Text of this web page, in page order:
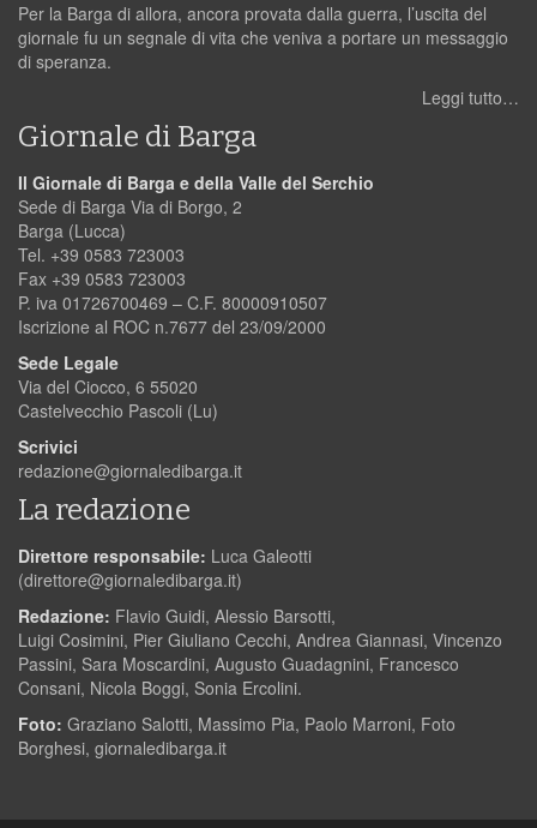
Per la Barga di allora, ancora provata dalla guerra, l’uscita del
giornale fu un segnale di vita che veniva a portare un messaggio
di speranza.
Leggi tutto…
Giornale di Barga
Il Giornale di Barga e della Valle del Serchio
Sede di Barga Via di Borgo, 2
Barga (Lucca)
Tel. +39 0583 723003
Fax +39 0583 723003
P. iva 01726700469 – C.F. 80000910507
Iscrizione al ROC n.7677 del 23/09/2000
Sede Legale
Via del Ciocco, 6 55020
Castelvecchio Pascoli (Lu)
Scrivici
redazione@giornaledibarga.it
La redazione
Direttore responsabile: Luca Galeotti
(direttore@giornaledibarga.it)
Redazione: Flavio Guidi, Alessio Barsotti,
Luigi Cosimini, Pier Giuliano Cecchi, Andrea Giannasi, Vincenzo
Passini, Sara Moscardini, Augusto Guadagnini, Francesco
Consani, Nicola Boggi, Sonia Ercolini.
Foto: Graziano Salotti, Massimo Pia, Paolo Marroni, Foto
Borghesi, giornaledibarga.it